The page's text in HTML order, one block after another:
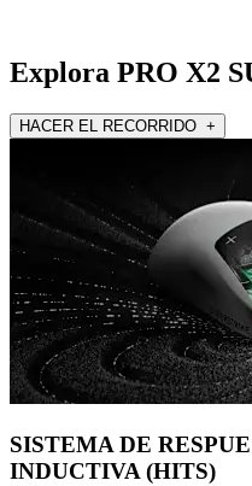
Explora PRO X2
HACER EL RECORRIDO +
SISTEMA DE
INDUCTIVA (HITS)